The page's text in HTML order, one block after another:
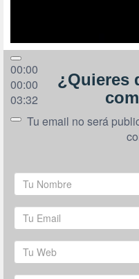
00:00
00:00
03:32
¿Quieres
Tu email no será